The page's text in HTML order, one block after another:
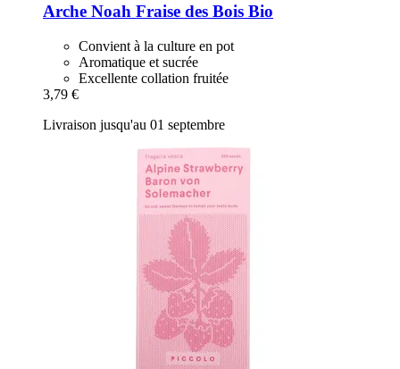
Arche Noah Fraise des Bois Bio
Convient à la culture en pot
Aromatique et sucrée
Excellente collation fruitée
3,79 €
Livraison jusqu'au 01 septembre